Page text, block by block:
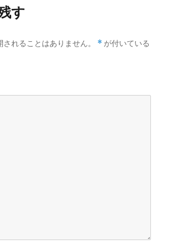
す
れることはありません。 * が付いている